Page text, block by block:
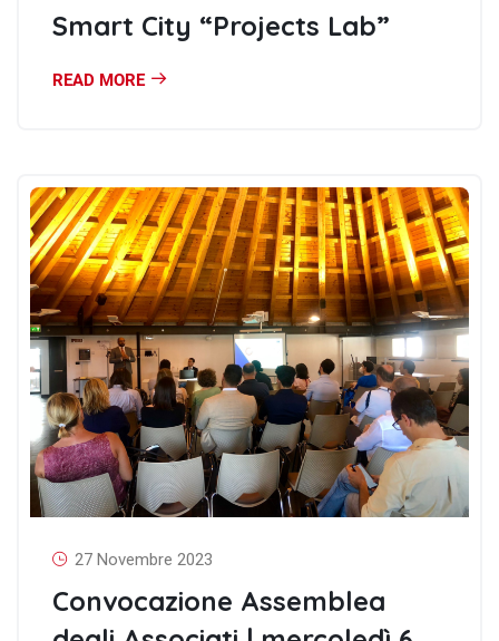
Smart City “Projects Lab”
READ MORE
27 Novembre 2023
Convocazione Assemblea